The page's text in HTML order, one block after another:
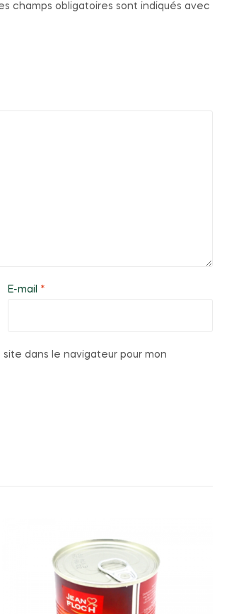
champs obligatoires sont indiqués avec
E-mail *
dans le navigateur pour mon